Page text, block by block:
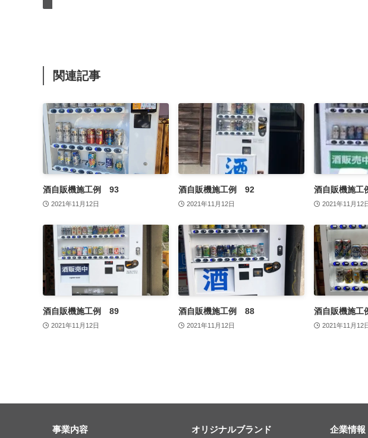
関連記事
酒自販機施工例 93
2021年11月12日
酒自販機施工例 92
2021年11月12日
酒自販機施
2021年11月12
酒自販機施工例 89
2021年11月12日
酒自販機施工例 88
2021年11月12日
酒自販機施
2021年11月12
事業内容 オリジナルブランド 企業情報